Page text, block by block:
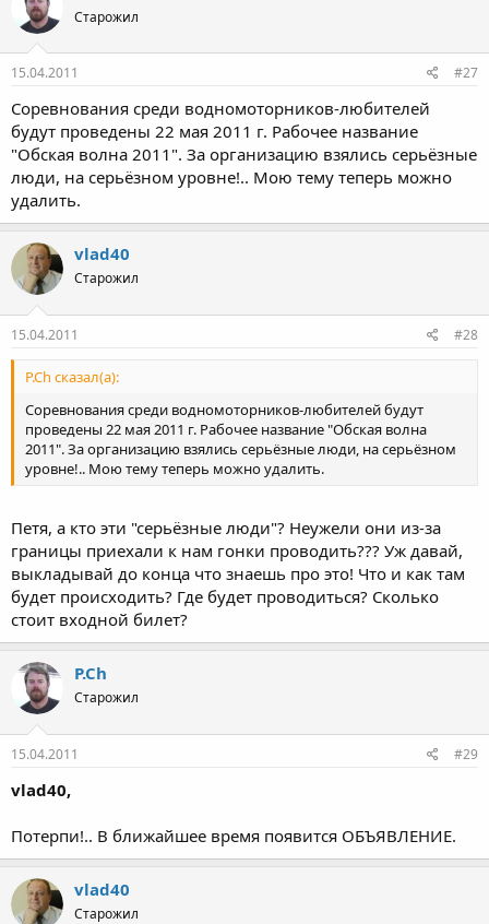
Старожил
15.04.2011 #27
Соревнования среди водномоторников-любителей
будут проведены 22 мая 2011 г. Рабочее название
"Обская волна 2011". За организацию взялись серьёзные
люди, на серьёзном уровне!.. Мою тему теперь можно
удалить.
vlad40
Старожил
15.04.2011 #28
P.Ch сказал(а):
Соревнования среди водномоторников-любителей будут
проведены 22 мая 2011 г. Рабочее название "Обская волна
2011". За организацию взялись серьёзные люди, на серьёзном
уровне!.. Мою тему теперь можно удалить.
Петя, а кто эти "серьёзные люди"? Неужели они из-за
границы приехали к нам гонки проводить??? Уж давай,
выкладывай до конца что знаешь про это! Что и как там
будет происходить? Где будет проводиться? Сколько
стоит входной билет?
P.Ch
Старожил
15.04.2011 #29
vlad40,
Потерпи!.. В ближайшее время появится ОБЪЯВЛЕНИЕ.
vlad40
Старожил